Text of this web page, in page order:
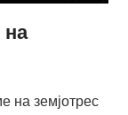
на земјотрес